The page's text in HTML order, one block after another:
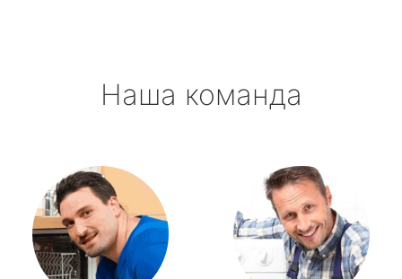
Наша команда